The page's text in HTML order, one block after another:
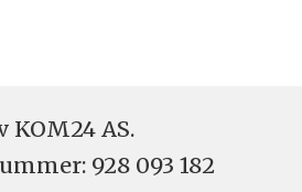
KOM24 AS.
928 093 182